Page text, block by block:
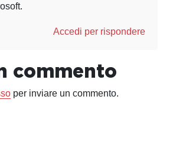
Accedi per rispondere
commento
per inviare un commento.